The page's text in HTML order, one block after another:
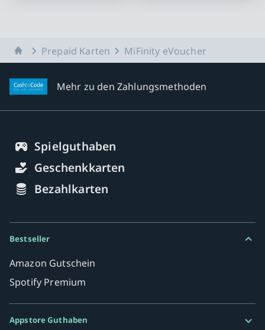
StartseitePrepaid Karten MiFinity eVoucher
Mehr zu den Zahlungsmethoden
Spielguthaben
Geschenkkarten
Bezahlkarten
Bestseller
Amazon Gutschein
Spotify Premium
Appstore Guthaben